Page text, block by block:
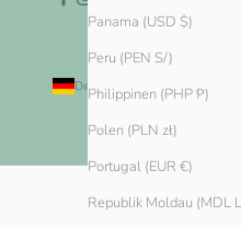
Panama (USD $)
Peru (PEN S/)
Philippinen (PHP ₱)
Polen (PLN zł)
Portugal (EUR €)
Republik Moldau (MDL
Deutschland (EUR €)
Land
Andorra (EUR €)
Argentinien
Deutsch